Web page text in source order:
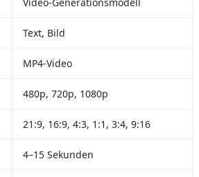
Text, Bild
MP4-Video
480p, 720p, 1080p
21:9, 16:9, 4:3, 1:1, 3:4, 9:16
4–15 Sekunden